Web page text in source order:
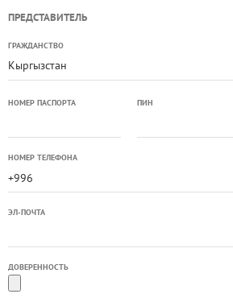
ПРЕДСТАВИТЕЛЬ
ГРАЖДАНСТВО
Кыргызстан
НОМЕР ПАСПОРТА ПИН
НОМЕР ТЕЛЕФОНА
ЭЛ-ПОЧТА
ДОВЕРЕННОСТЬ